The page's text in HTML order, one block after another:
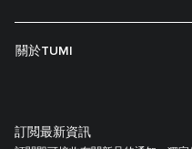
關於TUMI
訂閲最新資訊